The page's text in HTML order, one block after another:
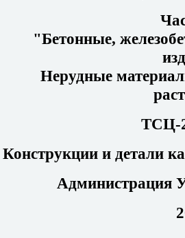
"Бетонные,
Нерудные
ТСЦ-
Конструкции и детали
Администрация